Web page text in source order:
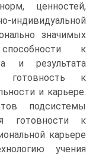
ценностей,
значимых
к
и результата
готовность к
и карьере.
подсистемы
готовности к
карьере
учения